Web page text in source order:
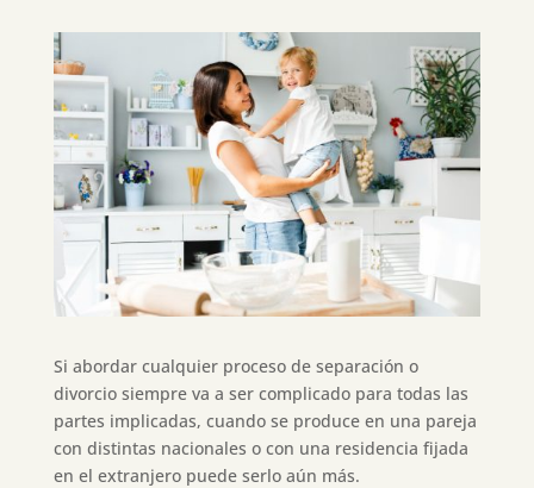
Si abordar cualquier proceso de separación o
divorcio siempre va a ser complicado para todas las
partes implicadas, cuando se produce en una pareja
con distintas nacionales o con una residencia fijada
en el extranjero puede serlo aún más.